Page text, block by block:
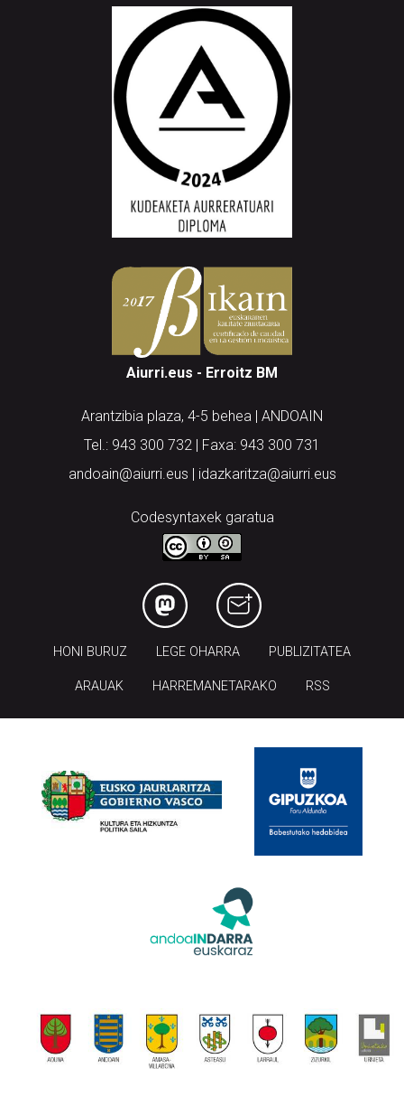
Aiurri.eus - Erroitz BM
Arantzibia plaza, 4-5 behea | ANDOAIN
Tel.: 943 300 732 | Faxa: 943 300 731
andoain@aiurri.eus | idazkaritza@aiurri.eus
Codesyntaxek garatua
HONI BURUZ LEGE OHARRA PUBLIZITATEA
ARAUAK HARREMANETARAKO RSS